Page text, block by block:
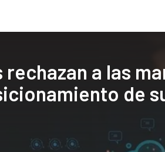
rechazan a las
de